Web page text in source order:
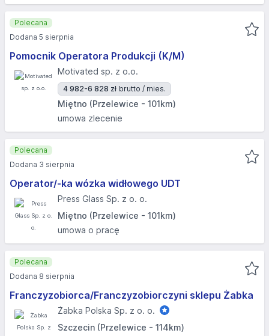
Pomocnik Operatora Produkcji (K/M)
Motivated sp. z o.o.
4 982-6 828 zł brutto / mies.
Miętno (Przelewice - 101km)
umowa zlecenie
Polecana
Dodana 5 sierpnia
Operator/-ka wózka widłowego UDT
Press Glass Sp. z o. o.
Miętno (Przelewice - 101km)
umowa o pracę
Polecana
Dodana 3 sierpnia
Franczyzobiorca/Franczyzobiorczyni sklepu Żabka
Żabka Polska Sp. z o. o.
Szczecin (Przelewice - 114km)
Polecana
Dodana 8 sierpnia